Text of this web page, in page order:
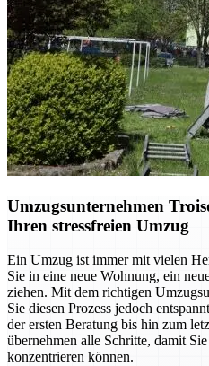
Umzugsunternehmen
Ihren stressfreien Umzug
Ein Umzug ist immer mit vielen
Sie in eine neue Wohnung, ein
ziehen. Mit dem richtigen
Sie diesen Prozess jedoch
der ersten Beratung bis hin zum
übernehmen alle Schritte, damit
konzentrieren können.